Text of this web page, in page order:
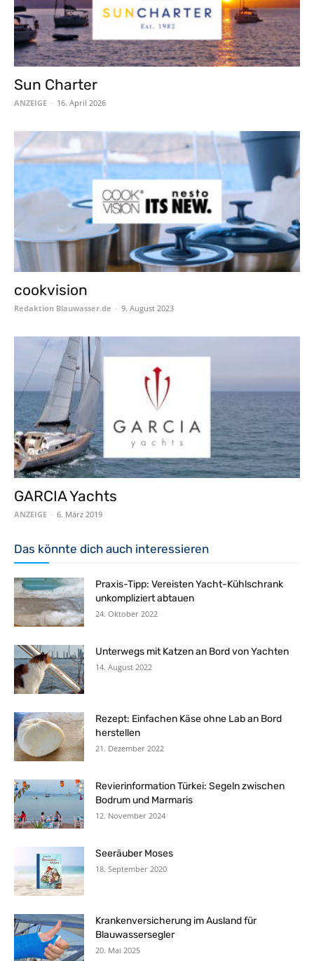
Sun Charter
ANZEIGE - 16. April 2026
cookvision
Redaktion Blauwasser.de - 9. August 2023
GARCIA Yachts
ANZEIGE - 6. März 2019
Das könnte dich auch interessieren
Praxis-Tipp: Vereisten Yacht-Kühlschrank
unkompliziert abtauen
24. Oktober 2022
Unterwegs mit Katzen an Bord von Yachten
14. August 2022
Rezept: Einfachen Käse ohne Lab an Bord
herstellen
21. Dezember 2022
Revierinformation Türkei: Segeln zwischen
Bodrum und Marmaris
12. November 2024
Seeräuber Moses
18. September 2020
Krankenversicherung im Ausland für
Blauwassersegler
20. Mai 2025